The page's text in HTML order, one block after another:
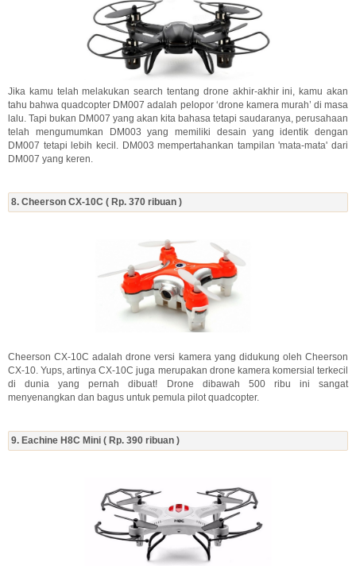
Jika kamu telah melakukan search tentang drone akhir-akhir ini, kamu akan
tahu bahwa quadcopter DM007 adalah pelopor ‘drone kamera murah’ di masa
lalu. Tapi bukan DM007 yang akan kita bahasa tetapi saudaranya, perusahaan
telah mengumumkan DM003 yang memiliki desain yang identik dengan
DM007 tetapi lebih kecil. DM003 mempertahankan tampilan 'mata-mata' dari
DM007 yang keren.
8. Cheerson CX-10C ( Rp. 370 ribuan )
Cheerson CX-10C adalah drone versi kamera yang didukung oleh Cheerson
CX-10. Yups, artinya CX-10C juga merupakan drone kamera komersial terkecil
di dunia yang pernah dibuat! Drone dibawah 500 ribu ini sangat
menyenangkan dan bagus untuk pemula pilot quadcopter.
9. Eachine H8C Mini ( Rp. 390 ribuan )